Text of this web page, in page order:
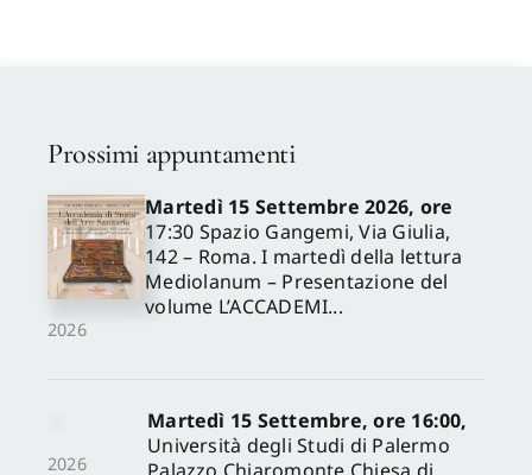
Prossimi appuntamenti
2026
Martedì 15 Settembre 2026, ore
17:30 Spazio Gangemi, Via Giulia,
142 – Roma. I martedì della lettura
Mediolanum – Presentazione del
volume L’ACCADEMI...
2026
Martedì 15 Settembre, ore 16:00,
Università degli Studi di Palermo